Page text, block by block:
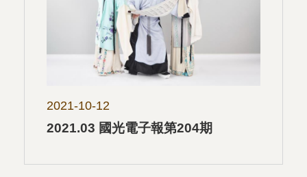
2021.03 國光電子報第204期
2021-10-12